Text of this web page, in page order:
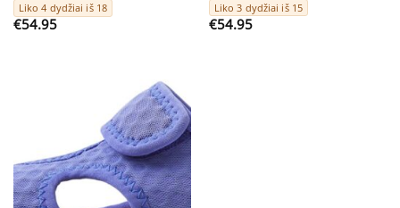
Liko 4 dydžiai iš 18
€54.95
Liko 3 dydžiai iš 15
€54.95